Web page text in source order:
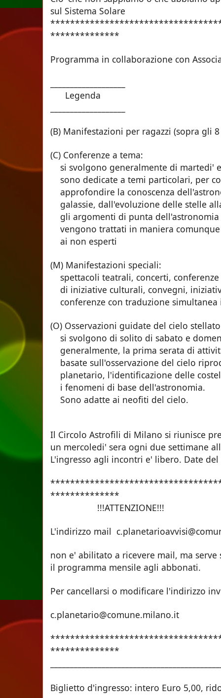
sul Sistema Solare
**************
Programma in collaborazione con
Legenda
(B) Manifestazioni per ragazzi (sopra gli
(C) Conferenze a tema:
si svolgono generalmente di martedi'
sono dedicate a temi particolari, per
approfondire la conoscenza
galassie, dall'evoluzione delle stelle
gli argomenti di punta
vengono trattati in maniera comunque
ai non esperti
(M) Manifestazioni speciali:
spettacoli teatrali, concerti,
di iniziative culturali, convegni,
conferenze con traduzione simultanea
(O) Osservazioni guidate del cielo
si svolgono di solito di sabato e
generalmente, la prima serata di
basate sull'osservazione del cielo
planetario, l'identificazione delle
i fenomeni di base dell'astronomia.
Sono adatte ai neofiti del cielo.
Il Circolo Astrofili di Milano si riunisce
un mercoledi' sera ogni due settimane
L'ingresso agli incontri e' libero. Date
**************
!!!ATTENZIONE!!!
L'indirizzo mail
non e' abilitato a ricevere mail, ma
il programma mensile agli abbonati.
Per cancellarsi o modificare l'indirizzo
c.planetario@comune.milano.it
**************
Biglietto d'ingresso: intero Euro 5,00,